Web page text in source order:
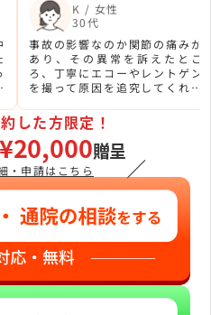
K / 女性
30代
事故の影響なのか関節の痛みが
あり、その異常を訴えたとこ
ろ、丁寧にエコーやレントゲン
を撮って原因を追究してくれた
した方限定！
¥20,000贈呈
・申請はこちら ／